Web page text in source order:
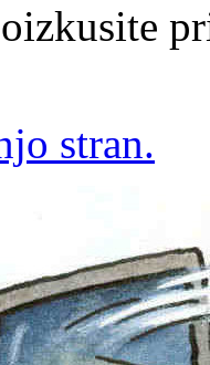
stran.